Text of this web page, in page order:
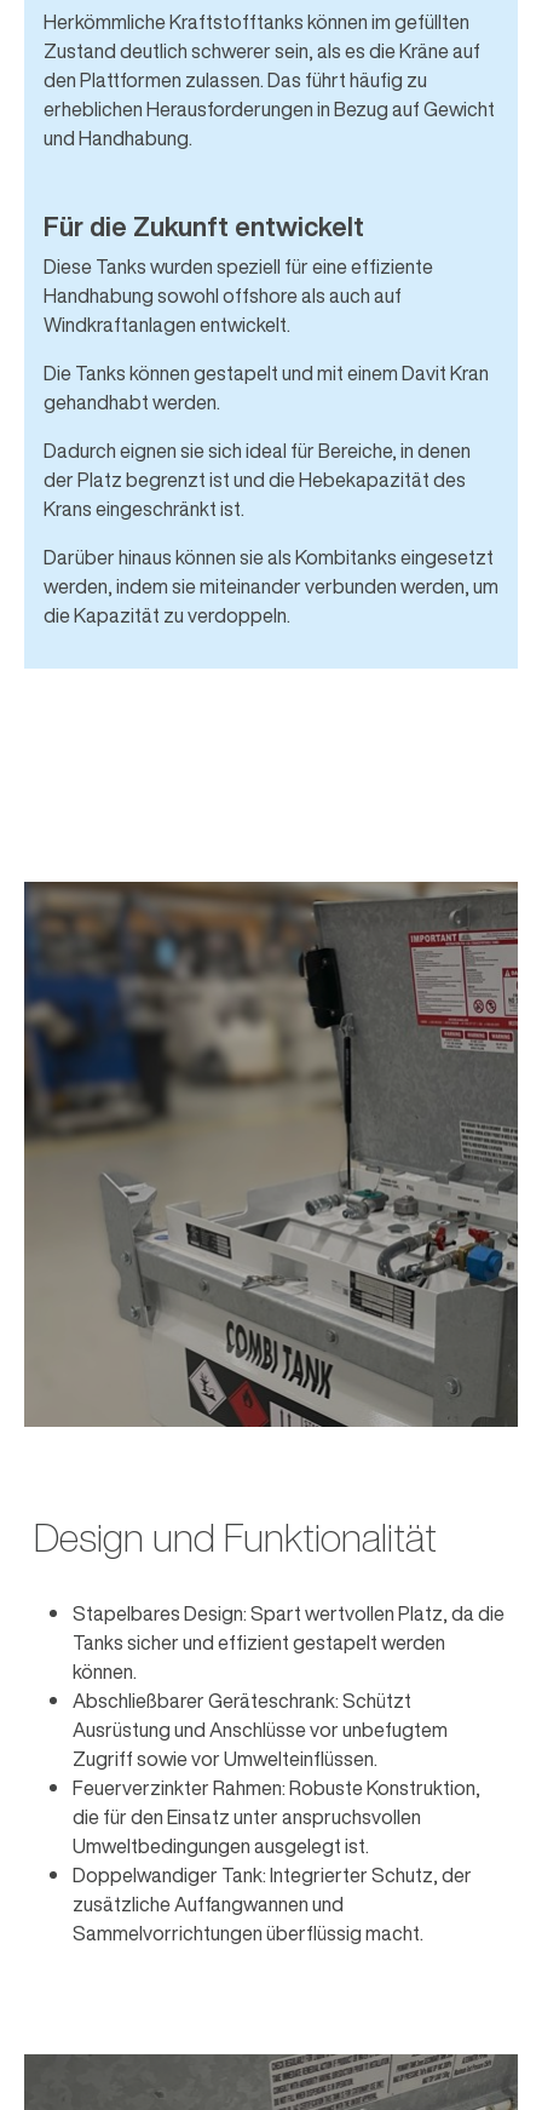
Herkömmliche Kraftstofftanks können im gefüllten
Zustand deutlich schwerer sein, als es die Kräne auf
den Plattformen zulassen. Das führt häufig zu
erheblichen Herausforderungen in Bezug auf Gewicht
und Handhabung.
Für die Zukunft entwickelt
Diese Tanks wurden speziell für eine effiziente
Handhabung sowohl offshore als auch auf
Windkraftanlagen entwickelt.
Die Tanks können gestapelt und mit einem Davit Kran
gehandhabt werden.
Dadurch eignen sie sich ideal für Bereiche, in denen
der Platz begrenzt ist und die Hebekapazität des
Krans eingeschränkt ist.
Darüber hinaus können sie als Kombitanks eingesetzt
werden, indem sie miteinander verbunden werden, um
die Kapazität zu verdoppeln.
Design und Funktionalität
Stapelbares Design: Spart wertvollen Platz, da die
Tanks sicher und effizient gestapelt werden
können.
Abschließbarer Geräteschrank: Schützt
Ausrüstung und Anschlüsse vor unbefugtem
Zugriff sowie vor Umwelteinflüssen.
Feuerverzinkter Rahmen: Robuste Konstruktion,
die für den Einsatz unter anspruchsvollen
Umweltbedingungen ausgelegt ist.
Doppelwandiger Tank: Integrierter Schutz, der
zusätzliche Auffangwannen und
Sammelvorrichtungen überflüssig macht.